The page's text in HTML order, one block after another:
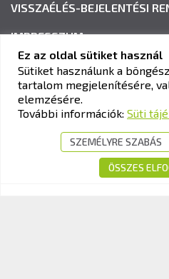
VISSZAÉLÉS-BEJELENTÉSI
IMPRESSZUM
KAV KÖZLEKEDÉSI
Cím:1033 Budapest, Polgár
+36-1-510-0101
info@kavk.hu
Ez az oldal sütiket használ
Sütiket használunk a
tartalom megjelenítésére,
elemzésére.
További információk: Süti
SZEMÉLYRE SZABÁS
ÖSSZES